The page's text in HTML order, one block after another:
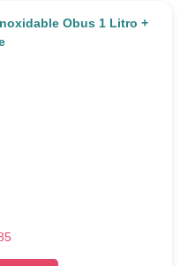
Obus 1 Litro +